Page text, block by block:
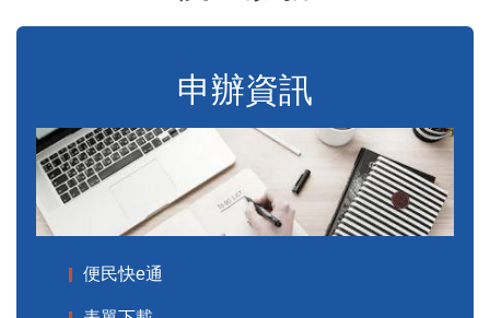
申辦資訊
便民快e通
表單下載